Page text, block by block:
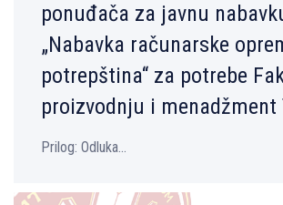
ponuđača za javnu
„Nabavka računarske
potrepština“ za potrebe
proizvodnju i menadžment
Prilog: Odluka...